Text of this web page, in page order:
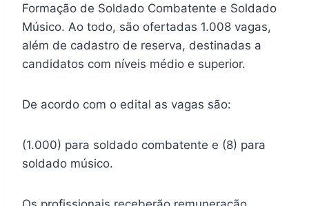
Formação de Soldado Combatente e Soldado
Músico. Ao todo, são ofertadas 1.008 vagas,
além de cadastro de reserva, destinadas a
candidatos com níveis médio e superior.
De acordo com o edital as vagas são:
(1.000) para soldado combatente e (8) para
soldado músico.